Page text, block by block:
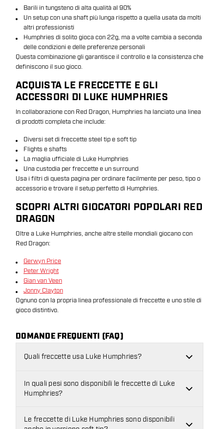
Barili in tungsteno di alta qualità al 90%
Un setup con una shaft più lunga rispetto a quella usata da molti
altri professionisti
Humphries di solito gioca con 22g, ma a volte cambia a seconda
delle condizioni e delle preferenze personali
Questa combinazione gli garantisce il controllo e la consistenza che
definiscono il suo gioco.
ACQUISTA LE FRECCETTE E GLI
ACCESSORI DI LUKE HUMPHRIES
In collaborazione con Red Dragon, Humphries ha lanciato una linea
di prodotti completa che include:
Diversi set di freccette steel tip e soft tip
Flights e shafts
La maglia ufficiale di Luke Humphries
Una custodia per freccette e un surround
Usa i filtri di questa pagina per ordinare facilmente per peso, tipo o
accessorio e trovare il setup perfetto di Humphries.
SCOPRI ALTRI GIOCATORI POPOLARI RED
DRAGON
Oltre a Luke Humphries, anche altre stelle mondiali giocano con
Red Dragon:
Gerwyn Price
Peter Wright
Gian van Veen
Jonny Clayton
Ognuno con la propria linea professionale di freccette e uno stile di
gioco distintivo.
DOMANDE FREQUENTI (FAQ)
Quali freccette usa Luke Humphries?
In quali pesi sono disponibili le freccette di Luke
Humphries?
Le freccette di Luke Humphries sono disponibili